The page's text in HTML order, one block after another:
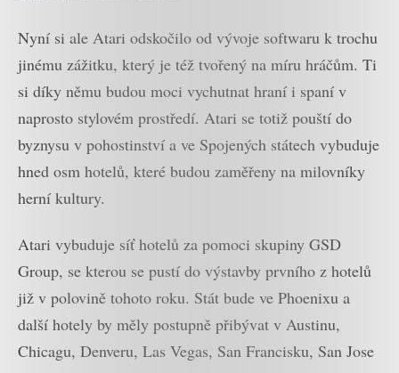
Nyní si ale Atari odskočilo od vývoje softwaru k trochu
jinému zážitku, který je též tvořený na míru hráčům. Ti
si díky němu budou moci vychutnat hraní i spaní v
naprosto stylovém prostředí. Atari se totiž pouští do
byznysu v pohostinství a ve Spojených státech vybuduje
hned osm hotelů, které budou zaměřeny na milovníky
herní kultury.
Atari vybuduje síť hotelů za pomoci skupiny GSD
Group, se kterou se pustí do výstavby prvního z hotelů
již v polovině tohoto roku. Stát bude ve Phoenixu a
další hotely by měly postupně přibývat v Austinu,
Chicagu, Denveru, Las Vegas, San Francisku, San Jose